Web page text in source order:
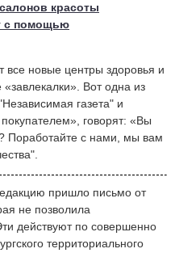
красоты
с помощью
новые центры здоровья и
Вот одна из
газета" и
говорят: «Вы
Поработайте с нами, мы вам
пришло письмо от
не позволила
действуют по совершенно
территориального